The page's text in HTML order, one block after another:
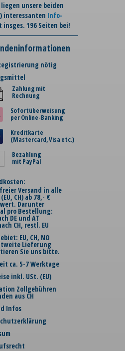
liegen unsere beiden
interessanten Info-
insges. 196 Seiten bei!
nötig
Zahlung mit
Rechnung
Sofortüberweisung
per Online-Banking
Kreditkarte
(Mastercard, Visa etc.)
Bezahlung
mit PayPal
Versand in alle
CH) ab 78,- €
Darunter
pro Bestellung:
DE und AT
CH, restl. EU
EU, CH, NO
Lieferung
Sie uns bitte.
ca. 5-7 Werktage
inkl. USt. (EU)
Zollgebühren
aus CH
Infos